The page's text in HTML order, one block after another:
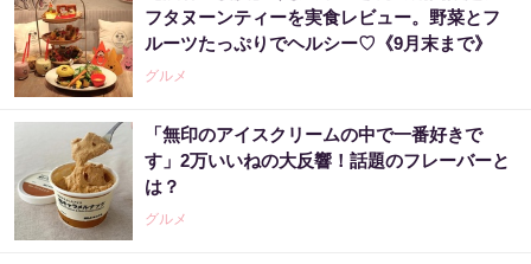
フタヌーンティーを実食レビュー。野菜とフ
ルーツたっぷりでヘルシー♡《9月末まで》
グルメ
「無印のアイスクリームの中で一番好きで
す」2万いいねの大反響！話題のフレーバーと
は？
グルメ